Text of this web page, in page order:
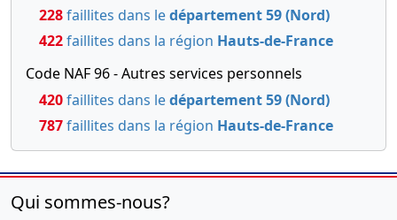
228faillites dans ledépartement 59 (Nord)
422faillites dans la région Hauts-de-France
Code NAF 96 - Autres services personnels
420faillites dans ledépartement 59 (Nord)
787faillites dans la région Hauts-de-France
Qui sommes-nous?